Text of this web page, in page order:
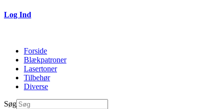
Log Ind
Forside
Blækpatroner
Lasertoner
Tilbehør
Diverse
Søg